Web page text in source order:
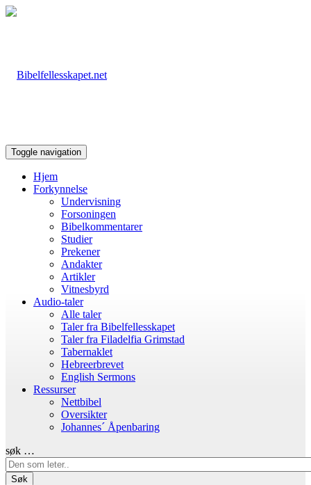
Toggle navigation
Hjem
Forkynnelse
Undervisning
Forsoningen
Bibelkommentarer
Studier
Prekener
Andakter
Artikler
Vitnesbyrd
Audio-taler
Alle taler
Taler fra Bibelfellesskapet
Taler fra Filadelfia Grimstad
Tabernaklet
Hebreerbrevet
English Sermons
Ressurser
Nettbibel
Oversikter
Johannes´ Åpenbaring
søk …
Søk